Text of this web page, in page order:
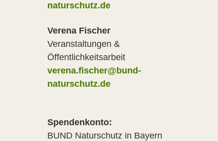
naturschutz.de
Verena Fischer
Veranstaltungen &
Öffentlichkeitsarbeit
verena.fischer@bund-
naturschutz.de
Spendenkonto:
BUND Naturschutz in Bayern